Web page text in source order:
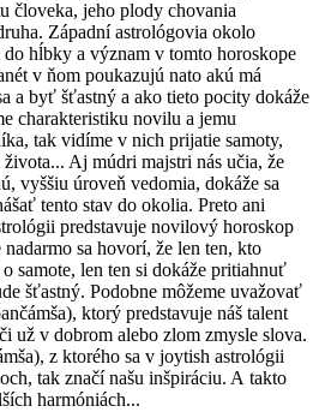
človeka, jeho plody chovania
Západní astrológovia okolo
hĺbky a význam v tomto horoskope
v ňom poukazujú nato akú má
a byť šťastný a ako tieto pocity dokáže
charakteristiku novilu a jemu
tak vidíme v nich prijatie samoty,
Aj múdri majstri nás učia, že
vyššiu úroveň vedomia, dokáže sa
tento stav do okolia. Preto ani
predstavuje novilový horoskop
sa hovorí, že len ten, kto
samote, len ten si dokáže pritiahnuť
šťastný. Podobne môžeme uvažovať
ktorý predstavuje náš talent
už v dobrom alebo zlom zmysle slova.
z ktorého sa v joytish astrológii
tak značí našu inšpiráciu. A takto
harmóniách...